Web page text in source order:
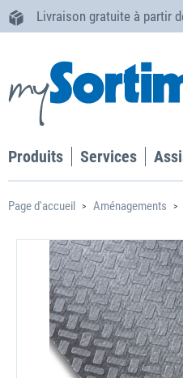
Livraison gratuite à partir
Produits Services
Page d'accueil Aménagements